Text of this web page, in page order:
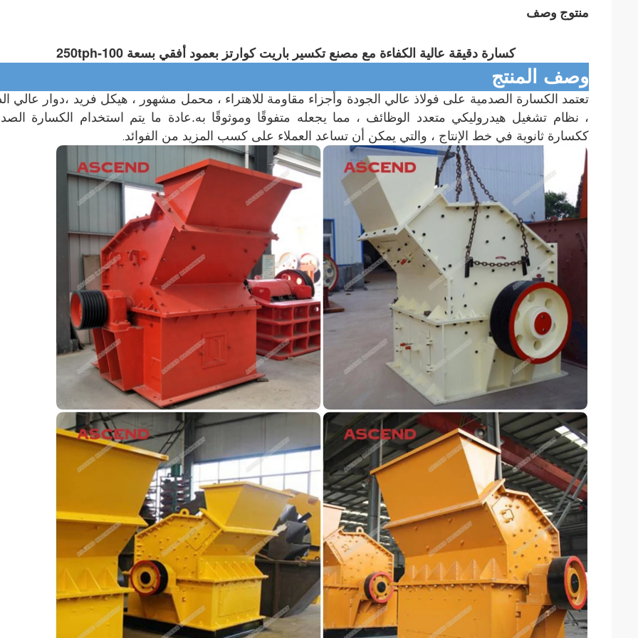
منتوج وصف
كسارة دقيقة عالية الكفاءة مع مصنع تكسير باريت كوارتز بعمود أفقي بسعة 100-250tph
وصف المنتج
تعتمد الكسارة الصدمية على فولاذ عالي الجودة وأجزاء مقاومة للاهتراء ، محمل مشهور ، هيكل فريد ،
، نظام تشغيل هيدروليكي متعدد الوظائف ، مما يجعله متفوقًا وموثوقًا به.
ككسارة ثانوية في خط الإنتاج ، والتي يمكن أن تساعد العملاء على كسب المزيد من الفوائد.